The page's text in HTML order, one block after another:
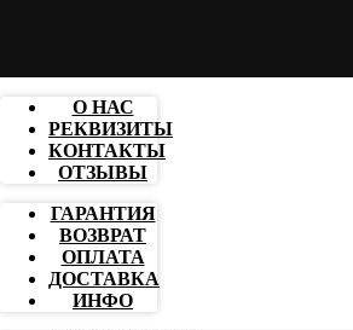
О НАС
РЕКВИЗИТЫ
КОНТАКТЫ
ОТЗЫВЫ
ГАРАНТИЯ
ВОЗВРАТ
ОПЛАТА
ДОСТАВКА
ИНФО